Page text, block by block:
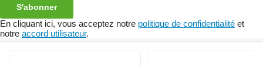
S'abonner
En cliquant ici, vous acceptez notre politique de confidentialité et
notre accord utilisateur.